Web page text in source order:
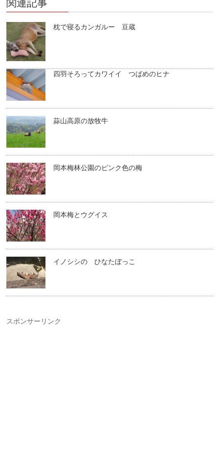
関連記事
枕で寝るカンガルー 豆蔵
四羽そろってカワイイ つばめのヒナ
蒜山高原の放牧牛
岡本梅林公園のピンク色の梅
岡本梅とウグイス
イノシシの ひなたぼっこ
スポンサーリンク